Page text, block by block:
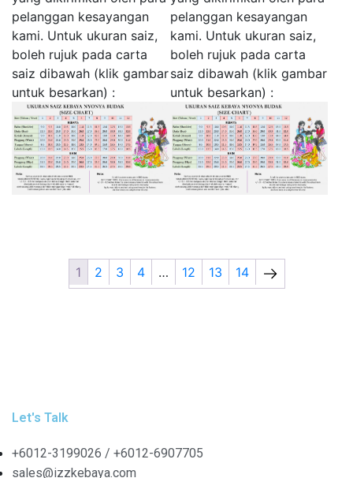
pelanggan kesayangan
kami. Untuk ukuran saiz,
boleh rujuk pada carta
saiz dibawah (klik gambar
untuk besarkan) :
pelanggan kesayangan
kami. Untuk ukuran saiz,
boleh rujuk pada carta
saiz dibawah (klik gambar
untuk besarkan) :
1 2 3 4 … 12 13 14
Let's Talk
+6012-3199026 / +6012-6907705
sales@izzkebaya.com